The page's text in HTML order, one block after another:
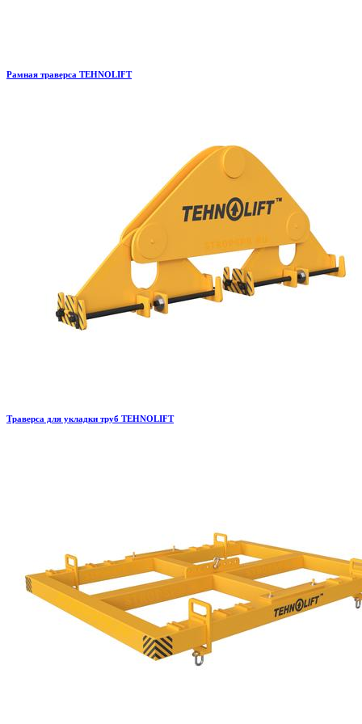
Рамная траверса TEHNOLIFT
Траверса для укладки труб TEHNOLIFT